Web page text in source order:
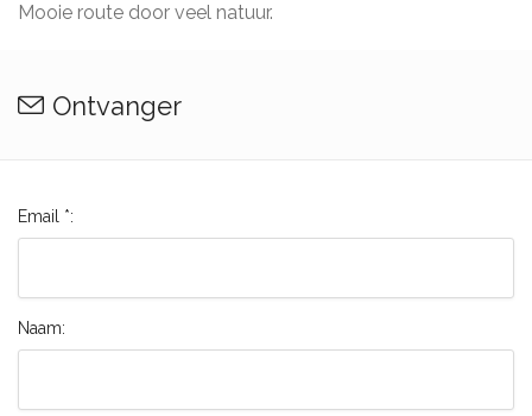
Mooie route door veel natuur.
Ontvanger
Email *:
Naam: